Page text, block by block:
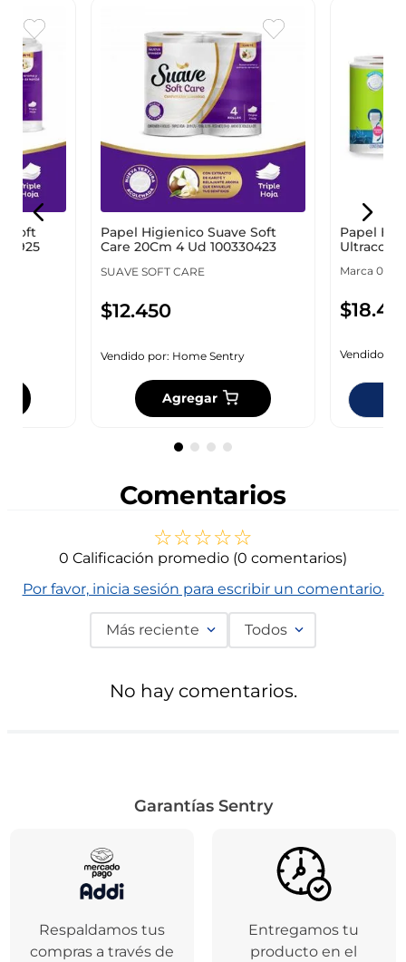
Soft
Papel Higienico Suave Soft
Care 20Cm 4 Ud 100330423
SUAVE SOFT CARE
$12.450
Vendido por: Home Sentry
Agregar
Papel
Marca
$18.
Vendido
Comentarios
☆☆☆☆☆
0 Calificación promedio (0 comentarios)
Por favor, inicia sesión para escribir un comentario.
Más reciente Todos
No hay comentarios.
Garantías Sentry
Respaldamos tus
compras a través de
Entregamos tu
producto en el